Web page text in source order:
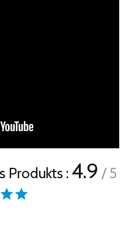
Produkts :4.9 / 5